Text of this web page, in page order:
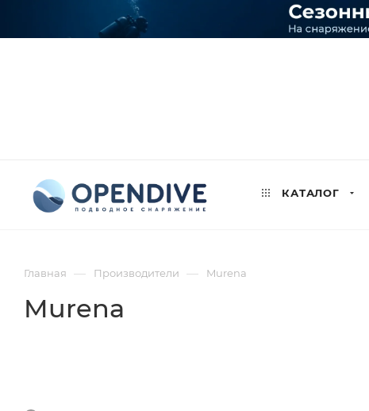
КАТАЛОГ
Главная — Производители — Murena
Murena